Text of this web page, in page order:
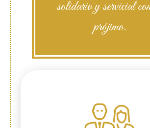
solidario y servicial
prójimo.